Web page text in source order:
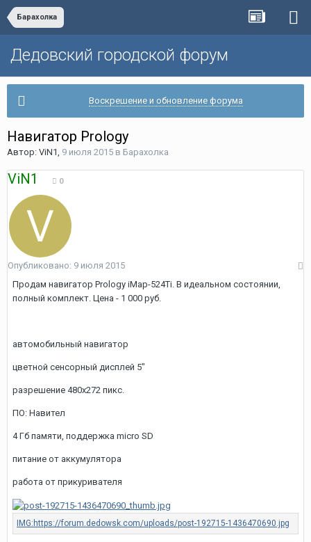
Барахолка
Дедовский городской форум
Воскрешение и обновление форума
Навигатор Prology
Автор: ViN1, 9 июля 2015 в Барахолка
ViN1 0
Опубликовано: 9 июля 2015
Продам навигатор Prology iMap-524Ti. В идеальном состоянии,
полный комплект. Цена - 1 000 руб.
автомобильный навигатор
цветной сенсорный дисплей 5"
разрешение 480x272 пикс.
ПО: Навител
4 Гб памяти, поддержка micro SD
питание от аккумулятора
работа от прикуривателя